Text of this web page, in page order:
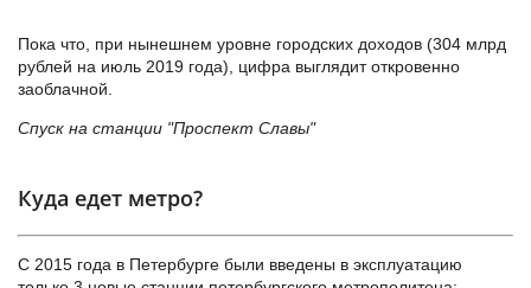
Пока что, при нынешнем уровне городских доходов (304 млрд
рублей на июль 2019 года), цифра выглядит откровенно
заоблачной.
Спуск на станции "Проспект Славы"
Куда едет метро?
С 2015 года в Петербурге были введены в эксплуатацию